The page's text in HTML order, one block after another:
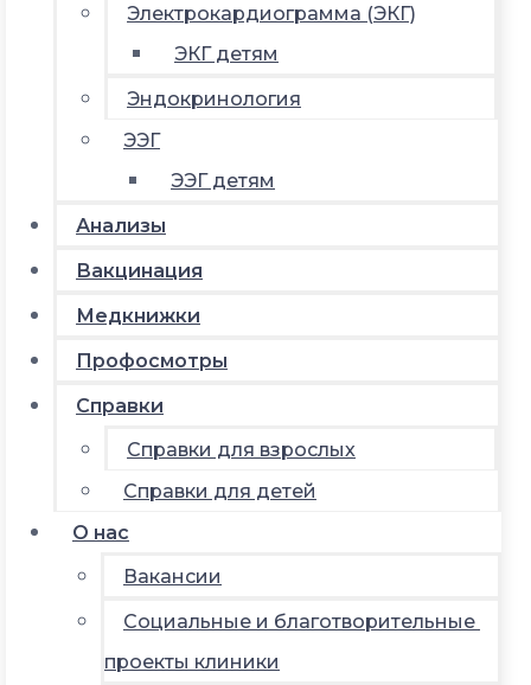
Электрокардиограмма (ЭКГ)
ЭКГ детям
Эндокринология
ЭЭГ
ЭЭГ детям
Анализы
Вакцинация
Медкнижки
Профосмотры
Справки
Справки для взрослых
Справки для детей
О нас
Вакансии
Социальные и благотворительные
проекты клиники